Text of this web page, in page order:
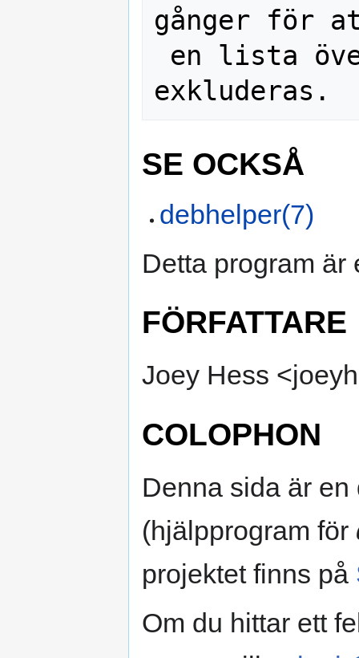
gånger för
SE OCKSÅ
debhelper(7)
Detta program
FÖRFATTARE
Joey Hess
COLOPHON
Denna sida är
(hjälpprogram för
projektet finns på
Om du hittar ett